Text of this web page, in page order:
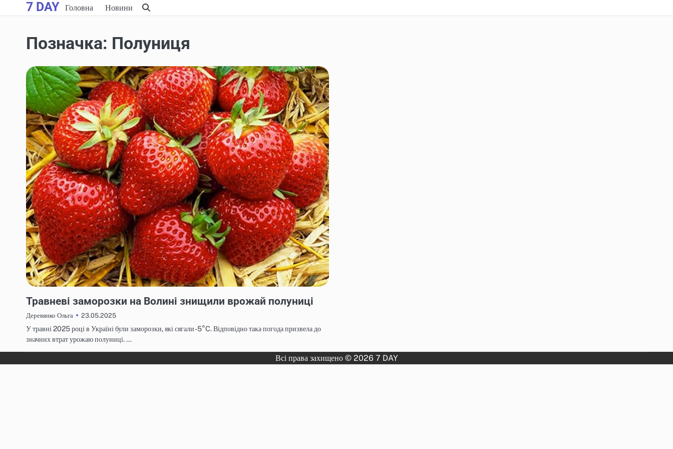
to
7 DAY Головна Новини
Позначка: Полуниця
Травневі заморозки на Волині знищили врожай полуниці
Деревянко Ольга 23.05.2025
У травні 2025 році в Україні були заморозки, які сягали -5°C. Відповідно така погода призвела до
значних втрат урожаю полуниці. …
Всі права захищено © 2026 7 DAY